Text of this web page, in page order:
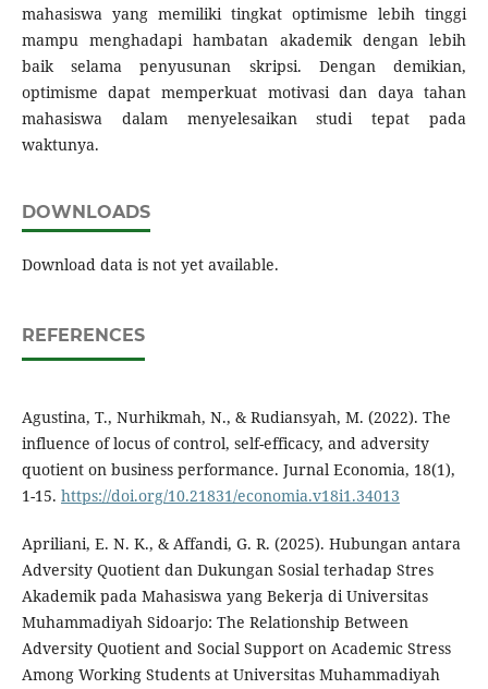
mahasiswa yang memiliki tingkat optimisme lebih tinggi
mampu menghadapi hambatan akademik dengan lebih
baik selama penyusunan skripsi. Dengan demikian,
optimisme dapat memperkuat motivasi dan daya tahan
mahasiswa dalam menyelesaikan studi tepat pada
waktunya.
DOWNLOADS
Download data is not yet available.
REFERENCES
Agustina, T., Nurhikmah, N., & Rudiansyah, M. (2022). The
influence of locus of control, self-efficacy, and adversity
quotient on business performance. Jurnal Economia, 18(1),
1-15. https://doi.org/10.21831/economia.v18i1.34013
Apriliani, E. N. K., & Affandi, G. R. (2025). Hubungan antara
Adversity Quotient dan Dukungan Sosial terhadap Stres
Akademik pada Mahasiswa yang Bekerja di Universitas
Muhammadiyah Sidoarjo: The Relationship Between
Adversity Quotient and Social Support on Academic Stress
Among Working Students at Universitas Muhammadiyah